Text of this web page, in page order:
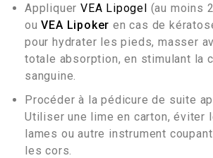
AppliquerVEA Lipogel (au moins
ouVEA Lipoker en cas de
pour hydrater les pieds, masser
totale absorption, en stimulant la
sanguine.
Procéder à la pédicure de suite
Utiliser une lime en carton, éviter
lames ou autre instrument
les cors.